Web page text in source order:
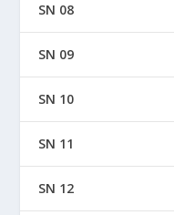
SN 08
SN 09
SN 10
SN 11
SN 12